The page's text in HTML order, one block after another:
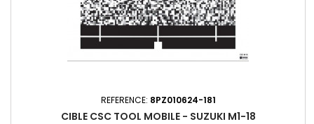
REFERENCE: 8PZ010624-181
CIBLE CSC TOOL MOBILE - SUZUKI M1-18